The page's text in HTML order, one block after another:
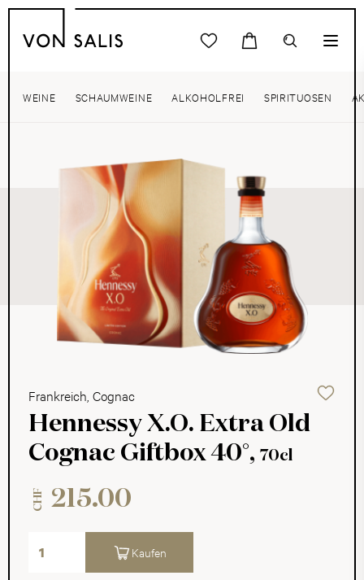
WEINE SCHAUMWEINE ALKOHOLFREI SPIRITUOSEN
Frankreich, Cognac
Hennessy X.O. Extra Old
Cognac Giftbox 40°, 70cl
CHF 215.00
Kaufen